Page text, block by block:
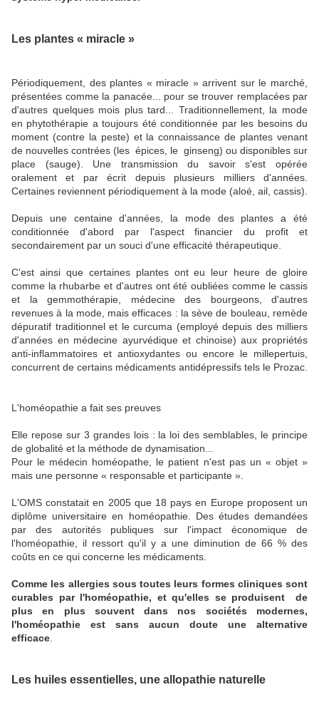
Les plantes « miracle »
Périodiquement, des plantes « miracle » arrivent sur le marché,
présentées comme la panacée... pour se trouver remplacées par
d'autres quelques mois plus tard... Traditionnellement, la mode
en phytothérapie a toujours été conditionnée par les besoins du
moment (contre la peste) et la connaissance de plantes venant
de nouvelles contrées (les épices, le ginseng) ou disponibles sur
place (sauge). Une transmission du savoir s'est opérée
oralement et par écrit depuis plusieurs milliers d'années.
Certaines reviennent périodiquement à la mode (aloé, ail, cassis).
Depuis une centaine d'années, la mode des plantes a été
conditionnée d'abord par l'aspect financier du profit et
secondairement par un souci d'une efficacité thérapeutique.
C'est ainsi que certaines plantes ont eu leur heure de gloire
comme la rhubarbe et d'autres ont été oubliées comme le cassis
et la gemmothérapie, médecine des bourgeons, d'autres
revenues à la mode, mais efficaces : la sève de bouleau, remède
dépuratif traditionnel et le curcuma (employé depuis des milliers
d'années en médecine ayurvédique et chinoise) aux propriétés
anti-inflammatoires et antioxydantes ou encore le millepertuis,
concurrent de certains médicaments antidépressifs tels le Prozac.
L'homéopathie a fait ses preuves
Elle repose sur 3 grandes lois : la loi des semblables, le principe
de globalité et la méthode de dynamisation...
Pour le médecin homéopathe, le patient n'est pas un « objet »
mais une personne « responsable et participante ».
L'OMS constatait en 2005 que 18 pays en Europe proposent un
diplôme universitaire en homéopathie. Des études demandées
par des autorités publiques sur l'impact économique de
l'homéopathie, il ressort qu'il y a une diminution de 66 % des
coûts en ce qui concerne les médicaments.
Comme les allergies sous toutes leurs formes cliniques sont
curables par l'homéopathie, et qu'elles se produisent de
plus en plus souvent dans nos sociétés modernes,
l'homéopathie est sans aucun doute une alternative
efficace
Les huiles essentielles, une allopathie naturelle